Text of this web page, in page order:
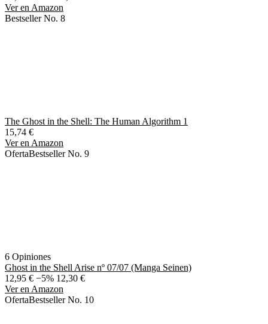
Ver en Amazon
Bestseller No. 8
The Ghost in the Shell: The Human Algorithm 1
15,74 €
Ver en Amazon
OfertaBestseller No. 9
6 Opiniones
Ghost in the Shell Arise nº 07/07 (Manga Seinen)
12,95 € −5% 12,30 €
Ver en Amazon
OfertaBestseller No. 10